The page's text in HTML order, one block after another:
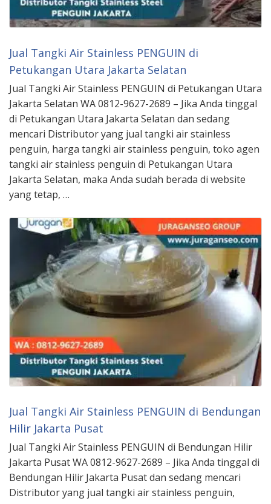
Jual Tangki Air Stainless PENGUIN di
Petukangan Utara Jakarta Selatan
Jual Tangki Air Stainless PENGUIN di Petukangan Utara
Jakarta Selatan WA 0812-9627-2689 – Jika Anda tinggal
di Petukangan Utara Jakarta Selatan dan sedang
mencari Distributor yang jual tangki air stainless
penguin, harga tangki air stainless penguin, toko agen
tangki air stainless penguin di Petukangan Utara
Jakarta Selatan, maka Anda sudah berada di website
yang tetap, …
Jual Tangki Air Stainless PENGUIN di Bendungan
Hilir Jakarta Pusat
Jual Tangki Air Stainless PENGUIN di Bendungan Hilir
Jakarta Pusat WA 0812-9627-2689 – Jika Anda tinggal di
Bendungan Hilir Jakarta Pusat dan sedang mencari
Distributor yang jual tangki air stainless penguin,